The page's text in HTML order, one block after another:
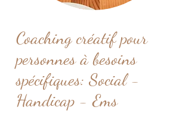
Coaching créatif pour
personnes à besoins
spécifiques: Social -
Handicap - Ems